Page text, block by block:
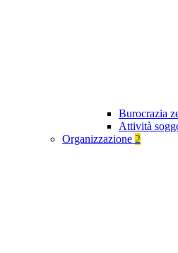
Burocrazia
Attività
Organizzazione 2